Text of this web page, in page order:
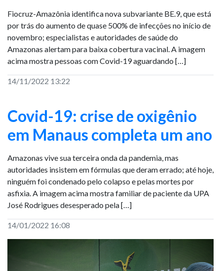
Fiocruz-Amazônia identifica nova subvariante BE.9, que está
por trás do aumento de quase 500% de infecções no início de
novembro; especialistas e autoridades de saúde do
Amazonas alertam para baixa cobertura vacinal. A imagem
acima mostra pessoas com Covid-19 aguardando […]
14/11/2022 13:22
Covid-19: crise de oxigênio
em Manaus completa um ano
Amazonas vive sua terceira onda da pandemia, mas
autoridades insistem em fórmulas que deram errado; até hoje,
ninguém foi condenado pelo colapso e pelas mortes por
asfixia. A imagem acima mostra familiar de paciente da UPA
José Rodrigues desesperado pela […]
14/01/2022 16:08